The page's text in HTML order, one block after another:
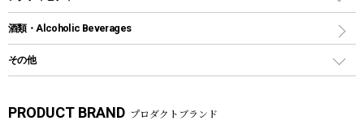
ガイドロープ
ツール
バーベキューツール
ナイフ
カトラリー
マグカップ、カップ
トートバッグ、サコッシュ
ショッピングキャリー
その他アウトドア雑貨
カヤック
パドル
ヘルメット
スポーツサイクル
シティサイクル
マリン
ラッシュガード
酒類・Alcoholic Beverages
その他
湯たんぽ
PRODUCT BRAND プロダクトブランド